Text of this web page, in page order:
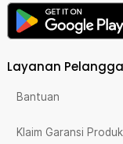
Layanan
Bantuan
Klaim Garansi Produk